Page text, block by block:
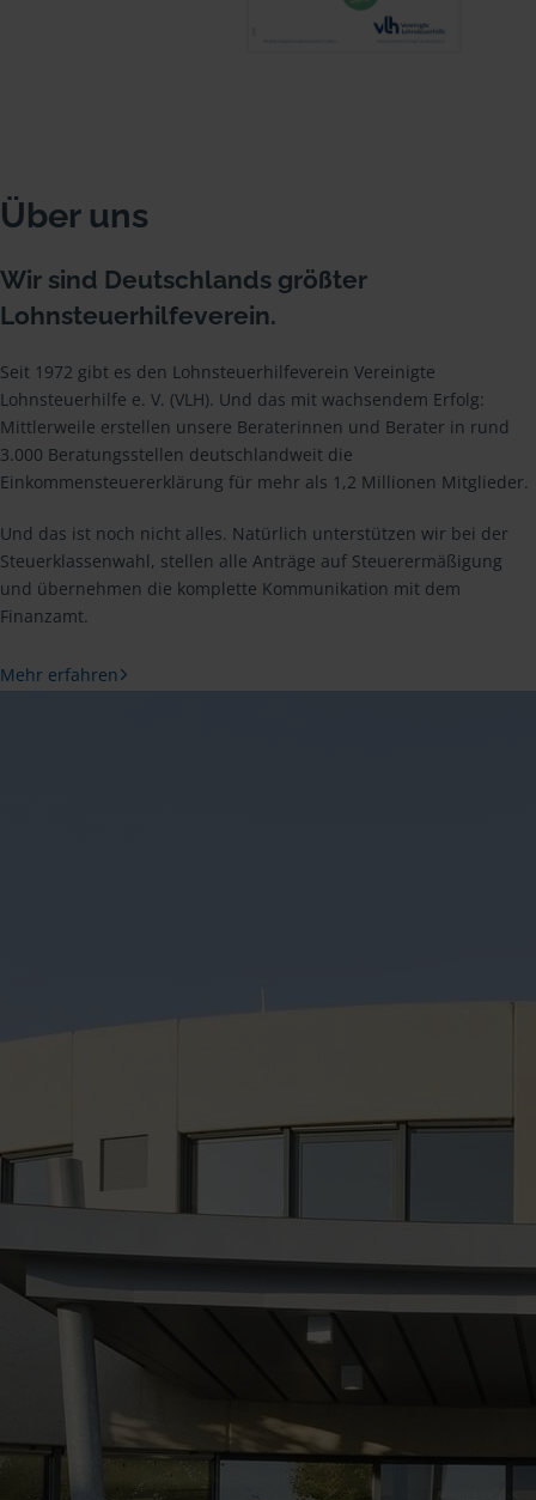
Über uns
Wir sind Deutschlands größter
Lohnsteuerhilfeverein.
Seit 1972 gibt es den Lohnsteuerhilfeverein Vereinigte
Lohnsteuerhilfe e. V. (VLH). Und das mit wachsendem Erfolg:
Mittlerweile erstellen unsere Beraterinnen und Berater in rund
3.000 Beratungsstellen deutschlandweit die
Einkommensteuererklärung für mehr als 1,2 Millionen Mitglieder.
Und das ist noch nicht alles. Natürlich unterstützen wir bei der
Steuerklassenwahl, stellen alle Anträge auf Steuerermäßigung
und übernehmen die komplette Kommunikation mit dem
Finanzamt.
Mehr erfahren